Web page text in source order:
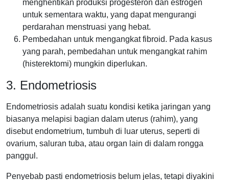
menghentikan produksi progesteron dan estrogen
untuk sementara waktu, yang dapat mengurangi
perdarahan menstruasi yang hebat.
Pembedahan untuk mengangkat fibroid. Pada kasus
yang parah, pembedahan untuk mengangkat rahim
(histerektomi) mungkin diperlukan.
3. Endometriosis
Endometriosis adalah suatu kondisi ketika jaringan yang
biasanya melapisi bagian dalam uterus (rahim), yang
disebut endometrium, tumbuh di luar uterus, seperti di
ovarium, saluran tuba, atau organ lain di dalam rongga
panggul.
Penyebab pasti endometriosis belum jelas, tetapi diyakini